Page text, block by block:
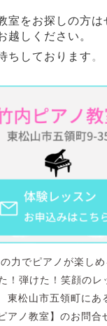
室をお探しの方
越しください。
ちしております 。
アノが楽しめる
た！笑顔のレ
領町にあ
室】のお問合せ